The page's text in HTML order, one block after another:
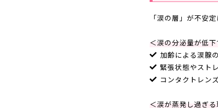
「涙の層」が不安
＜涙の分泌量が低
加齢による涙腺
緊張状態やスト
コンタクトレン
＜涙が蒸発し過ぎる